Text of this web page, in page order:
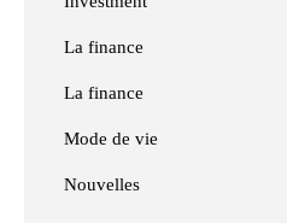
La finance
La finance
Mode de vie
Nouvelles